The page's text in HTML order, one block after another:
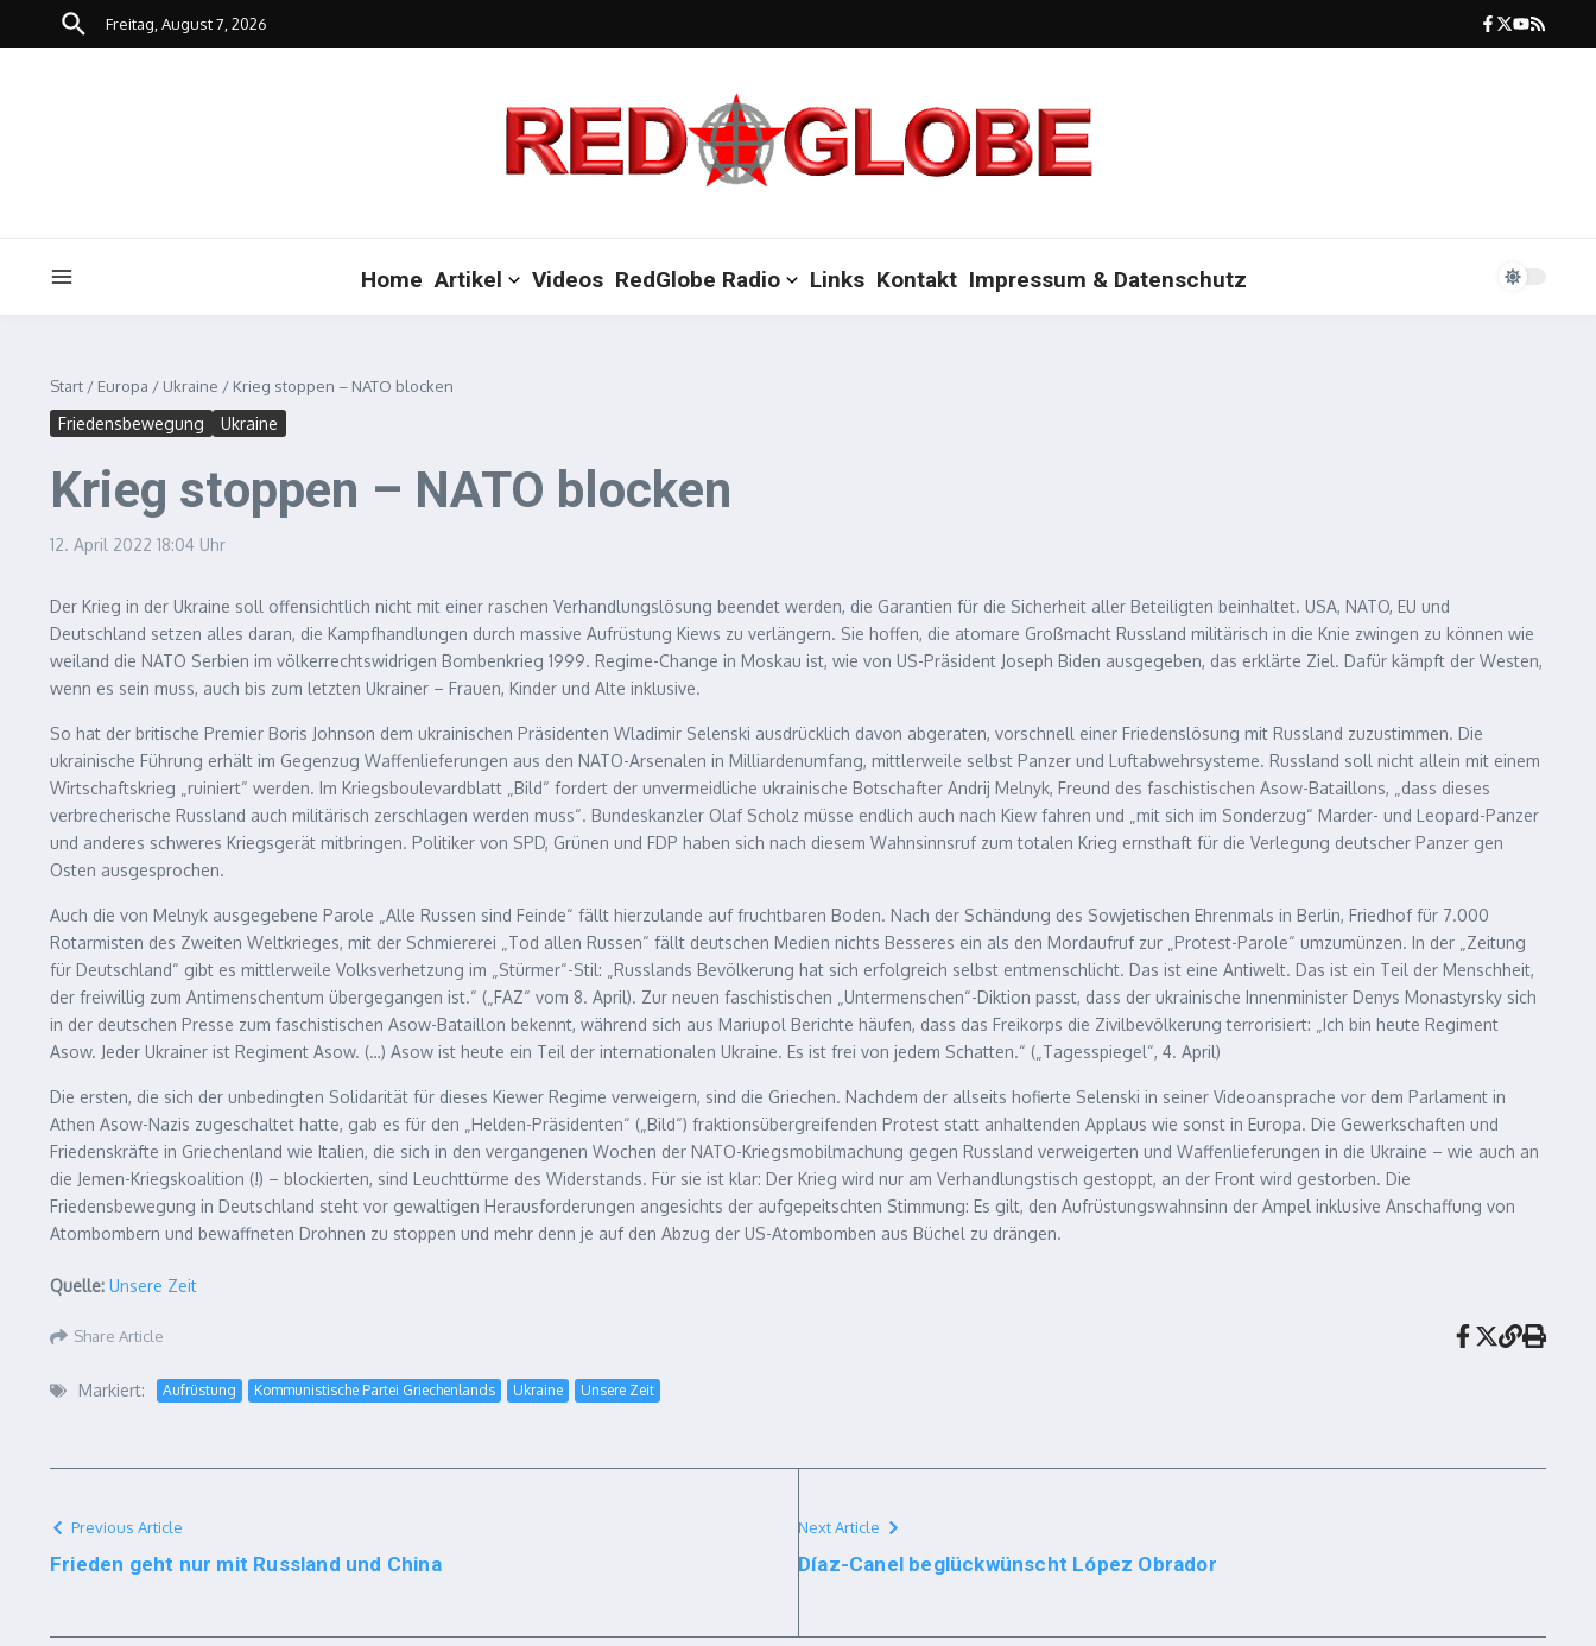
Zum Inhalt springen
Freitag, August 7, 2026
Home Artikel Videos RedGlobe Radio Links Kontakt Impressum & Datenschutz
Start / Europa / Ukraine / Krieg stoppen – NATO blocken
Friedensbewegung Ukraine
Krieg stoppen – NATO blocken
12. April 2022 18:04 Uhr
Der Krieg in der Ukraine soll offensichtlich nicht mit einer raschen Verhandlungslösung beendet werden, die Garantien für die Sicherheit aller Beteiligten beinhaltet. USA, NATO, EU und
Deutschland setzen alles daran, die Kampfhandlungen durch massive Aufrüstung Kiews zu verlängern. Sie hoffen, die atomare Großmacht Russland militärisch in die Knie zwingen zu können wie
weiland die NATO Serbien im völkerrechtswidrigen Bombenkrieg 1999. Regime-Change in Moskau ist, wie von US-Präsident Joseph Biden ausgegeben, das erklärte Ziel. Dafür kämpft der Westen,
wenn es sein muss, auch bis zum letzten Ukrainer – Frauen, Kinder und Alte inklusive.
So hat der britische Premier Boris Johnson dem ukrainischen Präsidenten Wladimir Selenski ausdrücklich davon abgeraten, vorschnell einer Friedenslösung mit Russland zuzustimmen. Die
ukrainische Führung erhält im Gegenzug Waffenlieferungen aus den NATO-Arsenalen in Milliardenumfang, mittlerweile selbst Panzer und Luftabwehrsysteme. Russland soll nicht allein mit einem
Wirtschaftskrieg „ruiniert“ werden. Im Kriegsboulevardblatt „Bild“ fordert der unvermeidliche ukrainische Botschafter Andrij Melnyk, Freund des faschistischen Asow-Bataillons, „dass dieses
verbrecherische Russland auch militärisch zerschlagen werden muss“. Bundeskanzler Olaf Scholz müsse endlich auch nach Kiew fahren und „mit sich im Sonderzug“ Marder- und Leopard-Panzer
und anderes schweres Kriegsgerät mitbringen. Politiker von SPD, Grünen und FDP haben sich nach diesem Wahnsinnsruf zum totalen Krieg ernsthaft für die Verlegung deutscher Panzer gen
Osten ausgesprochen.
Auch die von Melnyk ausgegebene Parole „Alle Russen sind Feinde“ fällt hierzulande auf fruchtbaren Boden. Nach der Schändung des Sowjetischen Ehrenmals in Berlin, Friedhof für 7.000
Rotarmisten des Zweiten Weltkrieges, mit der Schmiererei „Tod allen Russen“ fällt deutschen Medien nichts Besseres ein als den Mordaufruf zur „Protest-Parole“ umzumünzen. In der „Zeitung
für Deutschland“ gibt es mittlerweile Volksverhetzung im „Stürmer“-Stil: „Russlands Bevölkerung hat sich erfolgreich selbst entmenschlicht. Das ist eine Antiwelt. Das ist ein Teil der Menschheit,
der freiwillig zum Antimenschentum übergegangen ist.“ („FAZ“ vom 8. April). Zur neuen faschistischen „Untermenschen“-Diktion passt, dass der ukrainische Innenminister Denys Monastyrsky sich
in der deutschen Presse zum faschistischen Asow-Bataillon bekennt, während sich aus Mariupol Berichte häufen, dass das Freikorps die Zivilbevölkerung terrorisiert: „Ich bin heute Regiment
Asow. Jeder Ukrainer ist Regiment Asow. (…) Asow ist heute ein Teil der internationalen Ukraine. Es ist frei von jedem Schatten.“ („Tagesspiegel“, 4. April)
Die ersten, die sich der unbedingten Solidarität für dieses Kiewer Regime verweigern, sind die Griechen. Nachdem der allseits hofierte Selenski in seiner Videoansprache vor dem Parlament in
Athen Asow-Nazis zugeschaltet hatte, gab es für den „Helden-Präsidenten“ („Bild“) fraktionsübergreifenden Protest statt anhaltenden Applaus wie sonst in Europa. Die Gewerkschaften und
Friedenskräfte in Griechenland wie Italien, die sich in den vergangenen Wochen der NATO-Kriegsmobilmachung gegen Russland verweigerten und Waffenlieferungen in die Ukraine – wie auch an
die Jemen-Kriegskoalition (!) – blockierten, sind Leuchttürme des Widerstands. Für sie ist klar: Der Krieg wird nur am Verhandlungstisch gestoppt, an der Front wird gestorben. Die
Friedensbewegung in Deutschland steht vor gewaltigen Herausforderungen angesichts der aufgepeitschten Stimmung: Es gilt, den Aufrüstungswahnsinn der Ampel inklusive Anschaffung von
Atombombern und bewaffneten Drohnen zu stoppen und mehr denn je auf den Abzug der US-Atombomben aus Büchel zu drängen.
Quelle: Unsere Zeit
Share Article
Markiert: Aufrüstung Kommunistische Partei Griechenlands Ukraine Unsere Zeit
Previous Article
Frieden geht nur mit Russland und China
Next Article
Díaz-Canel beglückwünscht López Obrador